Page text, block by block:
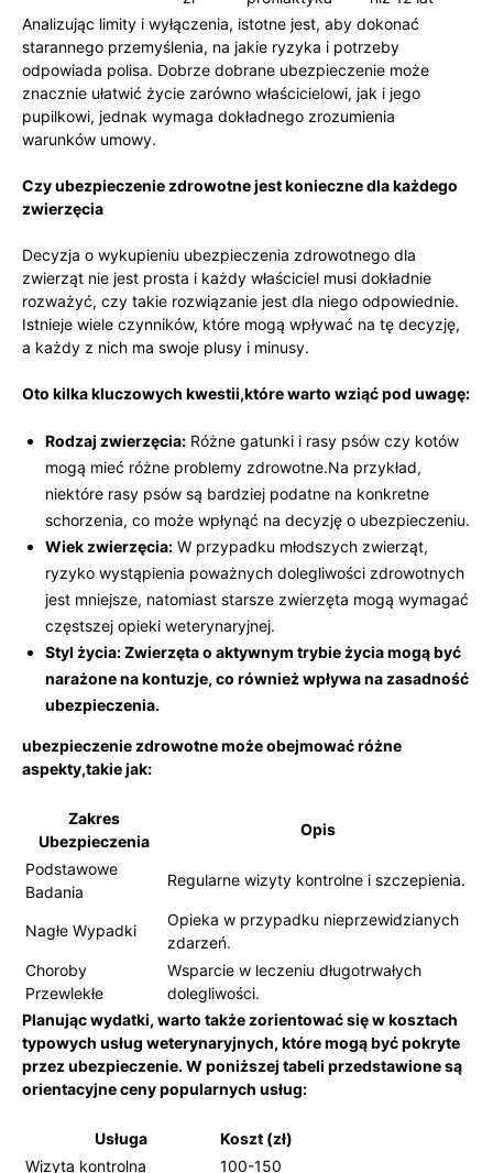
Analizując limity i ‌wyłączenia, istotne jest, aby dokonać
starannego przemyślenia, na jakie ​ryzyka i potrzeby⁢
odpowiada ‍polisa. Dobrze dobrane ubezpieczenie może⁤
znacznie ułatwić życie ⁣zarówno właścicielowi, jak i jego
pupilkowi, jednak wymaga dokładnego zrozumienia
warunków umowy.
Czy ubezpieczenie zdrowotne jest konieczne dla każdego
zwierzęcia
Decyzja o wykupieniu⁢ ubezpieczenia zdrowotnego dla
zwierząt nie jest prosta i każdy właściciel musi dokładnie
rozważyć, czy takie⁣ rozwiązanie jest dla niego odpowiednie.
Istnieje wiele czynników, które mogą wpływać na tę decyzję,
a każdy z nich ma swoje plusy i minusy.
Oto kilka kluczowych kwestii,które warto wziąć ​pod uwagę:
Rodzaj zwierzęcia: Różne gatunki i rasy⁤ psów ​czy kotów
mogą mieć różne problemy zdrowotne.Na przykład,
niektóre rasy psów są bardziej podatne na⁤ konkretne
schorzenia, co może wpłynąć na decyzję o ubezpieczeniu.
Wiek ​zwierzęcia: W przypadku młodszych zwierząt,
ryzyko wystąpienia poważnych dolegliwości zdrowotnych
jest mniejsze, ‍natomiast starsze zwierzęta mogą wymagać
częstszej opieki weterynaryjnej.
Styl życia:Zwierzęta‌ o aktywnym trybie życia mogą być
narażone ​na kontuzje, ⁤co również wpływa na zasadność
ubezpieczenia.
ubezpieczenie zdrowotne może obejmować różne
aspekty,takie jak:
Zakres
Ubezpieczenia
Opis
Podstawowe
Badania
Regularne ‍wizyty kontrolne i szczepienia.
Nagłe Wypadki
Opieka w przypadku nieprzewidzianych
zdarzeń.
Choroby
Przewlekłe
Wsparcie w leczeniu długotrwałych
dolegliwości.
Planując​ wydatki, warto‍ także⁤ zorientować się w kosztach
typowych usług weterynaryjnych, które mogą być pokryte
przez ubezpieczenie. W poniższej tabeli przedstawione‍ są
orientacyjne ceny popularnych usług:
Usługa
Koszt (zł)
Wizyta ⁤kontrolna
100-150